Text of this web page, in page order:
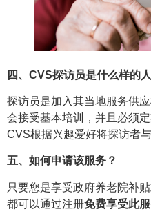
四、CVS探访员是什么样的
探访员是加入其当地服务供
会接受基本培训，并且必须
CVS根据兴趣爱好将探访者与
五、如何申请该服务？
只要您是享受政府养老院补
都可以通过注册免费享受此